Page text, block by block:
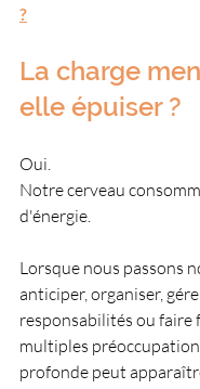
?
La charge
elle épuiser ?
Oui.
Notre cerveau
d'énergie.
Lorsque nous passons
anticiper, organiser,
responsabilités ou faire
multiples
profonde peut